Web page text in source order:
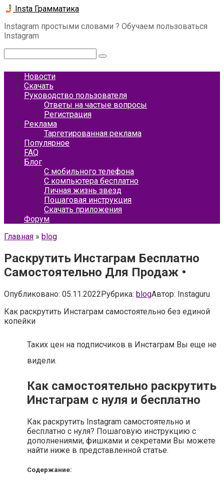
Перейти
контенту
Insta Грамматика
Instagram простыми словами ? Обучаем пользоваться
Instagram
Новости
Скачать
Руководство пользователя
Ответы на частые вопросы
Регистрация
Реклама
Таргетированная реклама
Популярное
FAQ
Блог
С мобильного телефона
С компьютера бесплатно
Личная жизнь звезд
Пошаговая инструкция
Скачать приложения
Форум
Главная » blog
Раскрутить Инстаграм Бесплатно
Самостоятельно Для Продаж •
Опубликовано: 05.11.2022Рубрика: blogАвтор: Instaguru
Как раскрутить Инстаграм самостоятельно без единой
копейки
Таких цен на подписчиков в Инстаграм Вы еще не
видели.
Как самостоятельно раскрутить
Инстаграм с нуля и бесплатно
Как раскрутить Instagram самостоятельно и
бесплатно с нуля? Пошаговую инструкцию с
дополнениями, фишками и секретами Вы можете
найти ниже в представленной статье.
Содержание: